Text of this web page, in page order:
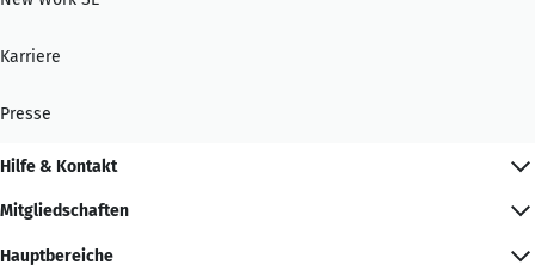
Karriere
Presse
Hilfe & Kontakt
Mitgliedschaften
Hauptbereiche